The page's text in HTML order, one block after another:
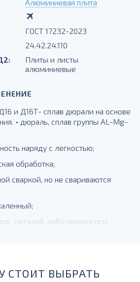
Алюминиевая плита
ГОСТ 17232-2023
24.42.24.110
Плиты и листы
алюминиевые
и Д16Т- сплав дюрали на основе
• дюраль, сплав группы AL-Mg-
наряду с легкостью;
обработка;
сваркой, но не свариваются
деталей, работающих при
СТОИТ ВЫБРАТЬ